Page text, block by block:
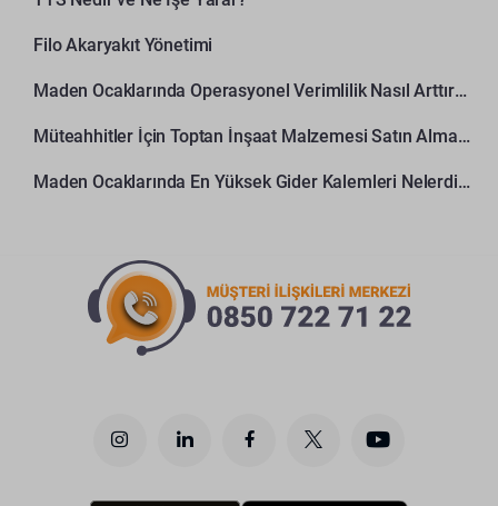
Filo Akaryakıt Yönetimi
Maden Ocaklarında Operasyonel Verimlilik Nasıl Arttırılır?
Müteahhitler İçin Toptan İnşaat Malzemesi Satın Alma Rehberi
Maden Ocaklarında En Yüksek Gider Kalemleri Nelerdir?